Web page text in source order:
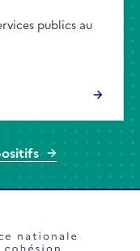
publics au
de la cohésion des